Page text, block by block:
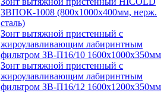
ЗВПОК-1008 (800х1000х400мм, нерж.
сталь)
Зонт вытяжной пристенный с
жироулавливающим лабиринтным
фильтром ЗВ-П16/10 1600х1000х350мм
Зонт вытяжной пристенный с
жироулавливающим лабиринтным
фильтром ЗВ-П16/12 1600х1200х350мм